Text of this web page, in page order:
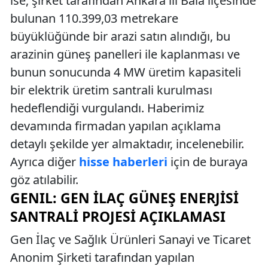
bulunan 110.399,03 metrekare
büyüklüğünde bir arazi satın alındığı, bu
arazinin güneş panelleri ile kaplanması ve
bunun sonucunda 4 MW üretim kapasiteli
bir elektrik üretim santrali kurulması
hedeflendiği vurgulandı. Haberimiz
devamında firmadan yapılan açıklama
detaylı şekilde yer almaktadır, incelenebilir.
Ayrıca diğer hisse haberleri için de buraya
göz atılabilir.
GENIL: GEN İLAÇ GÜNEŞ ENERJISI
SANTRALI PROJESI AÇIKLAMASI
Gen İlaç ve Sağlık Ürünleri Sanayi ve Ticaret
Anonim Şirketi tarafından yapılan